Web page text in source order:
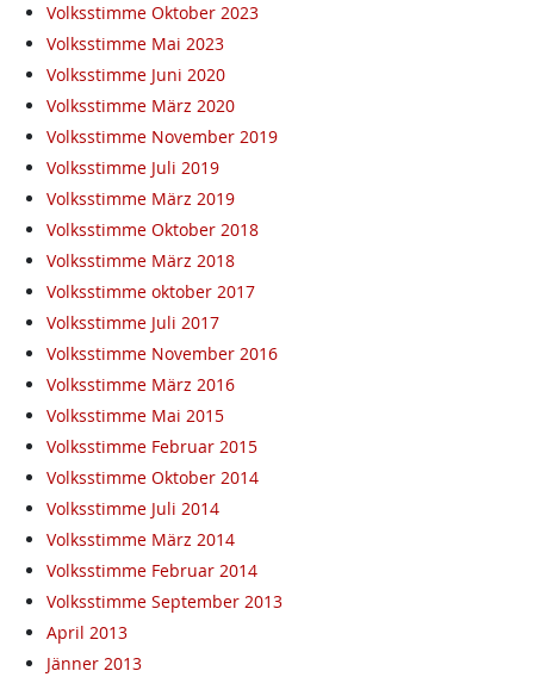
Volksstimme Oktober 2023
Volksstimme Mai 2023
Volksstimme Juni 2020
Volksstimme März 2020
Volksstimme November 2019
Volksstimme Juli 2019
Volksstimme März 2019
Volksstimme Oktober 2018
Volksstimme März 2018
Volksstimme oktober 2017
Volksstimme Juli 2017
Volksstimme November 2016
Volksstimme März 2016
Volksstimme Mai 2015
Volksstimme Februar 2015
Volksstimme Oktober 2014
Volksstimme Juli 2014
Volksstimme März 2014
Volksstimme Februar 2014
Volksstimme September 2013
April 2013
Jänner 2013